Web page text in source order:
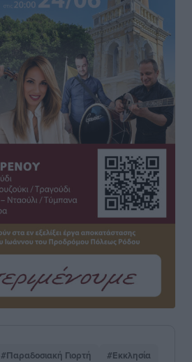
#Παραδοσιακή Γιορτή #Εκκλησία